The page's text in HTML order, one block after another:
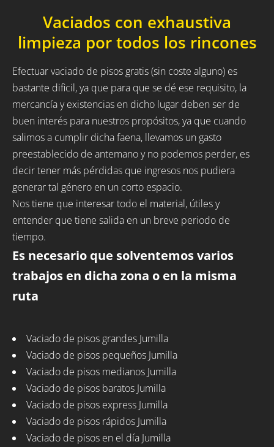
Vaciados con exhaustiva
limpieza por todos los rincones
Efectuar vaciado de pisos gratis (sin coste alguno) es
bastante dificil, ya que para que se dé ese requisito, la
mercancía y existencias en dicho lugar deben ser de
buen interés para nuestros propósitos, ya que cuando
salimos a cumplir dicha faena, llevamos un gasto
preestablecido de antemano y no podemos perder, es
decir tener más pérdidas que ingresos nos pudiera
generar tal género en un corto espacio.
Nos tiene que interesar todo el material, útiles y
entender que tiene salida en un breve periodo de
tiempo.
Es necesario que solventemos varios
trabajos en dicha zona o en la misma
ruta
Vaciado de pisos grandes Jumilla
Vaciado de pisos pequeños Jumilla
Vaciado de pisos medianos Jumilla
Vaciado de pisos baratos Jumilla
Vaciado de pisos express Jumilla
Vaciado de pisos rápidos Jumilla
Vaciado de pisos en el día Jumilla